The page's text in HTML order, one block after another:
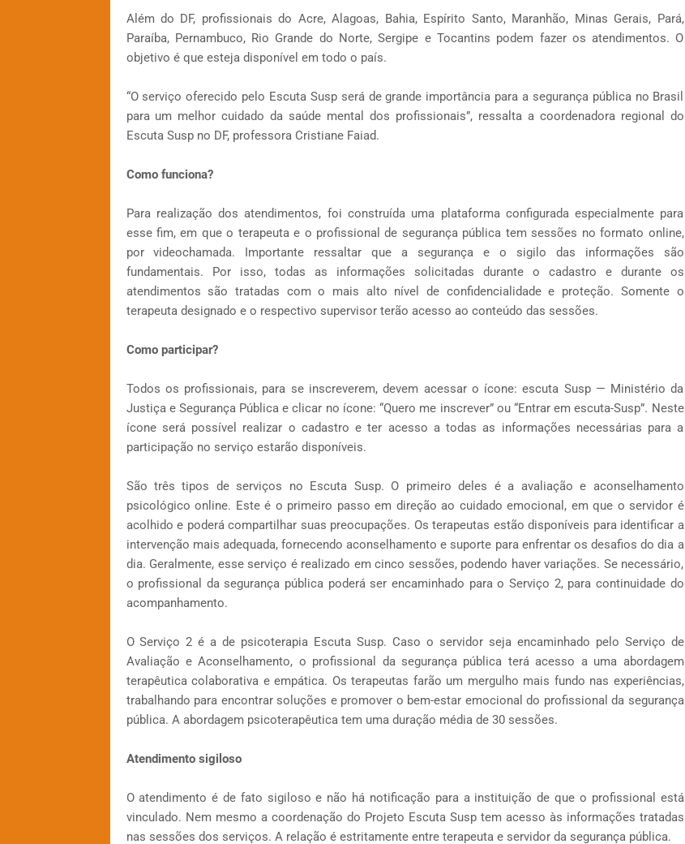
Além do DF, profissionais do Acre, Alagoas, Bahia, Espírito Santo, Maranhão, Minas Gerais, Pará,
Paraíba, Pernambuco, Rio Grande do Norte, Sergipe e Tocantins podem fazer os atendimentos. O
objetivo é que esteja disponível em todo o país.
“O serviço oferecido pelo Escuta Susp será de grande importância para a segurança pública no Brasil
para um melhor cuidado da saúde mental dos profissionais”, ressalta a coordenadora regional do
Escuta Susp no DF, professora Cristiane Faiad.
Como funciona?
Para realização dos atendimentos, foi construída uma plataforma configurada especialmente para
esse fim, em que o terapeuta e o profissional de segurança pública tem sessões no formato online,
por videochamada. Importante ressaltar que a segurança e o sigilo das informações são
fundamentais. Por isso, todas as informações solicitadas durante o cadastro e durante os
atendimentos são tratadas com o mais alto nível de confidencialidade e proteção. Somente o
terapeuta designado e o respectivo supervisor terão acesso ao conteúdo das sessões.
Como participar?
Todos os profissionais, para se inscreverem, devem acessar o ícone: escuta Susp — Ministério da
Justiça e Segurança Pública e clicar no ícone: “Quero me inscrever” ou “Entrar em escuta-Susp”. Neste
ícone será possível realizar o cadastro e ter acesso a todas as informações necessárias para a
participação no serviço estarão disponíveis.
São três tipos de serviços no Escuta Susp. O primeiro deles é a avaliação e aconselhamento
psicológico online. Este é o primeiro passo em direção ao cuidado emocional, em que o servidor é
acolhido e poderá compartilhar suas preocupações. Os terapeutas estão disponíveis para identificar a
intervenção mais adequada, fornecendo aconselhamento e suporte para enfrentar os desafios do dia a
dia. Geralmente, esse serviço é realizado em cinco sessões, podendo haver variações. Se necessário,
o profissional da segurança pública poderá ser encaminhado para o Serviço 2, para continuidade do
acompanhamento.
O Serviço 2 é a de psicoterapia Escuta Susp. Caso o servidor seja encaminhado pelo Serviço de
Avaliação e Aconselhamento, o profissional da segurança pública terá acesso a uma abordagem
terapêutica colaborativa e empática. Os terapeutas farão um mergulho mais fundo nas experiências,
trabalhando para encontrar soluções e promover o bem-estar emocional do profissional da segurança
pública. A abordagem psicoterapêutica tem uma duração média de 30 sessões.
Atendimento sigiloso
O atendimento é de fato sigiloso e não há notificação para a instituição de que o profissional está
vinculado. Nem mesmo a coordenação do Projeto Escuta Susp tem acesso às informações tratadas
nas sessões dos serviços. A relação é estritamente entre terapeuta e servidor da segurança pública.